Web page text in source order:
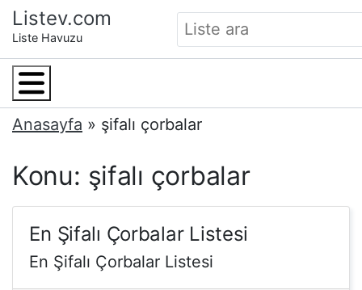
Skip
to
content
Listev.com
Liste Havuzu
Menu
Anasayfa » şifalı çorbalar
Konu: şifalı çorbalar
En Şifalı Çorbalar Listesi
En Şifalı Çorbalar Listesi